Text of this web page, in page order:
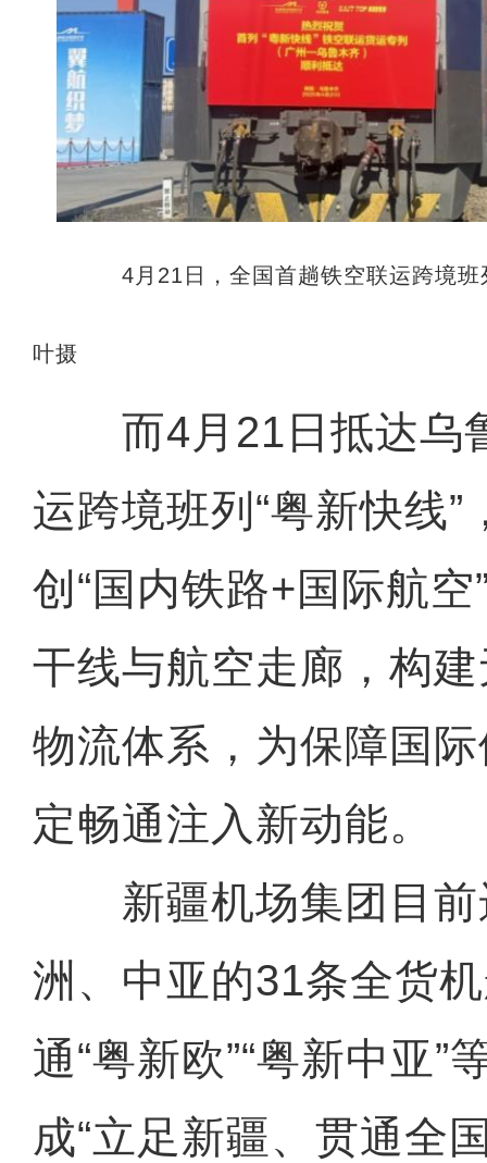
4月21日，全国首趟铁空联运跨境班
叶摄
而4月21日抵达乌
运跨境班列“粤新快线”
创“国内铁路+国际航
干线与航空走廊，构
物流体系，为保障国
定畅通注入新动能。
新疆机场集团目前
洲、中亚的31条全货
通“粤新欧”“粤新中亚”
成“立足新疆、贯通全